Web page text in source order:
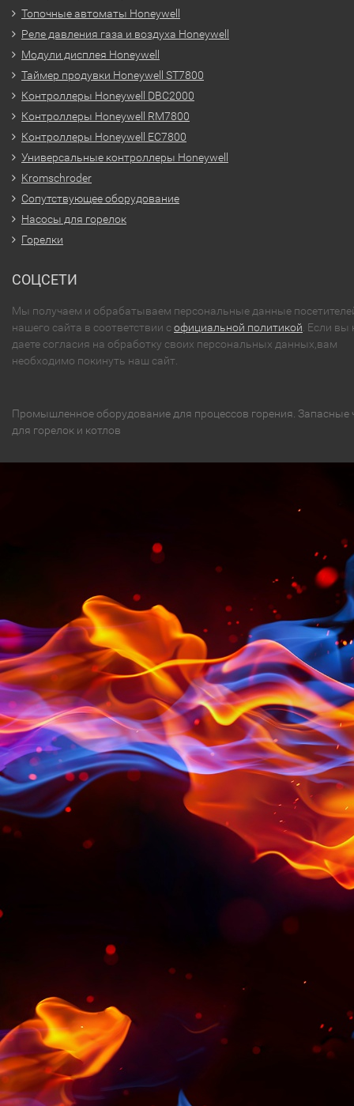
Топочные автоматы Honeywell
Реле давления газа и воздуха Honeywell
Модули дисплея Honeywell
Таймер продувки Honeywell ST7800
Контроллеры Honeywell DBC2000
Контроллеры Honeywell RM7800
Контроллеры Honeywell EC7800
Универсальные контроллеры Honeywell
Kromschroder
Сопутствующее оборудование
Насосы для горелок
Горелки
СОЦСЕТИ
Мы получаем и обрабатываем персональные данные
нашего сайта в соответствии софициальной политикой . Если вы
даете согласия на обработку своих персональных данных,вам
необходимо покинуть наш сайт.
Промышленное оборудование для процессов горения. Запасные
для горелок и котлов